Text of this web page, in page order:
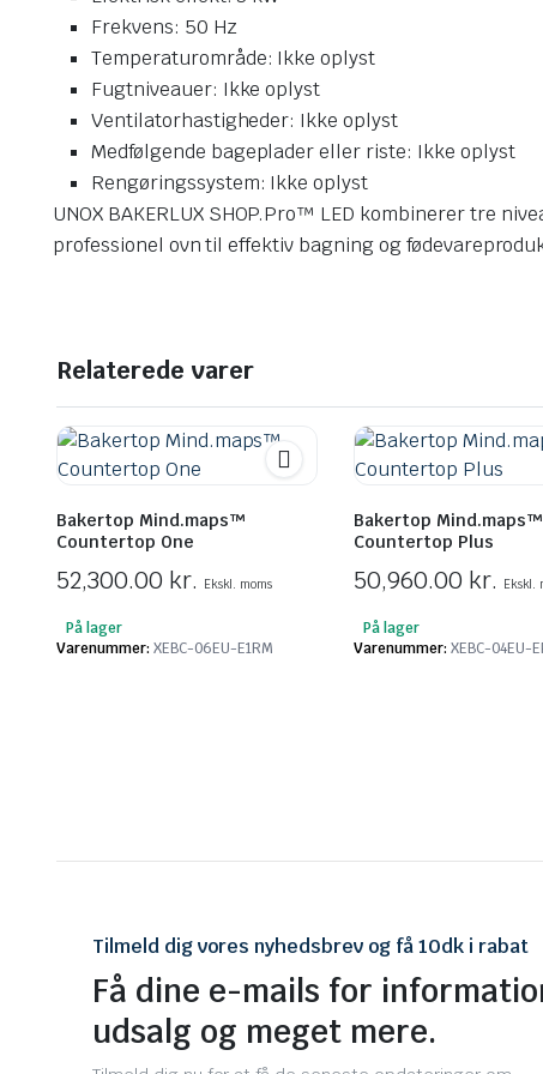
Frekvens: 50 Hz
Temperaturområde: Ikke oplyst
Fugtniveauer: Ikke oplyst
Ventilatorhastigheder: Ikke oplyst
Medfølgende bageplader eller riste: Ikke oplyst
Rengøringssystem: Ikke oplyst
UNOX BAKERLUX SHOP.Pro™ LED kombinerer tre
professionel ovn til effektiv bagning og
Relaterede varer
Bakertop Mind.maps™
Countertop One
52,300.00 kr. Ekskl. moms
På lager
Varenummer: XEBC-06EU-E1RM
Bakertop Mind.maps™
Countertop Plus
50,960.00 kr. Ekskl.
På lager
Varenummer: XEBC-04EU-
Tilmeld dig vores nyhedsbrev og få 10dk i rabat
Få dine e-mails for
udsalg og meget mere.